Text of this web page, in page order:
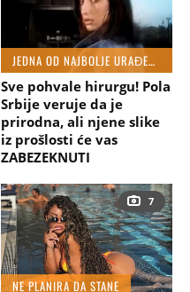
JEDNA OD NAJBOLJE URAĐENIH
Sve pohvale hirurgu! Pola
Srbije veruje da je
prirodna, ali njene slike
iz prošlosti će vas
ZABEZEKNUTI
7
NE PLANIRA DA STANE